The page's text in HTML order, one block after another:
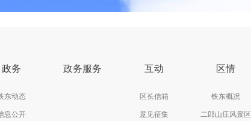
政务
东动态
息公开
政务服务 互动
区长信箱
意见征集
区情
铁东概况
二郎山庄风景区